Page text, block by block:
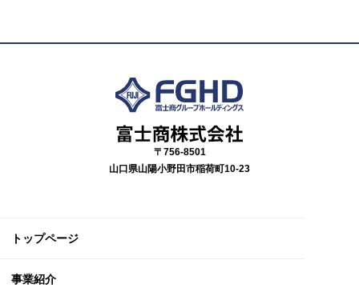
〒756-8501
山口県山陽小野田市稲荷町10-23
トップページ
事業紹介